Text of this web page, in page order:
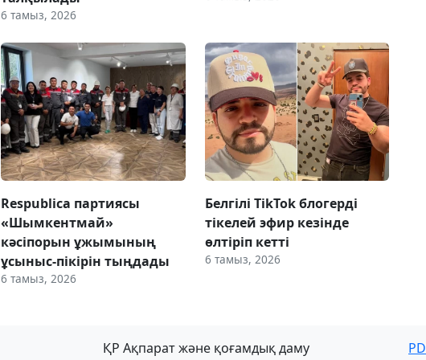
6 тамыз, 2026
Respublica партиясы
«Шымкентмай»
кәсіпорын ұжымының
ұсыныс-пікірін тыңдады
6 тамыз, 2026
Белгілі TikTok блогерді
тікелей эфир кезінде
өлтіріп кетті
6 тамыз, 2026
ҚР Ақпарат және қоғамдық даму